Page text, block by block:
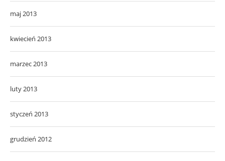
maj 2013
kwiecień 2013
marzec 2013
luty 2013
styczeń 2013
grudzień 2012